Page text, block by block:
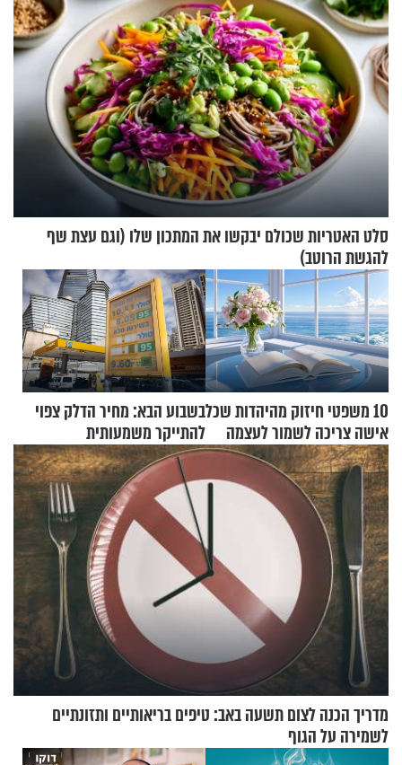
סלט האטריות שכולם יבקשו את המתכון שלו (וגם עצת שף
להגשת הרוטב)
10 משפטי חיזוק מהיהדות שכל
אישה צריכה לשמור לעצמה
בשבוע הבא: מחיר הדלק צפוי
להתייקר משמעותית
מדריך הכנה לצום תשעה באב: טיפים בריאותיים ותזונתיים
לשמירה על הגוף